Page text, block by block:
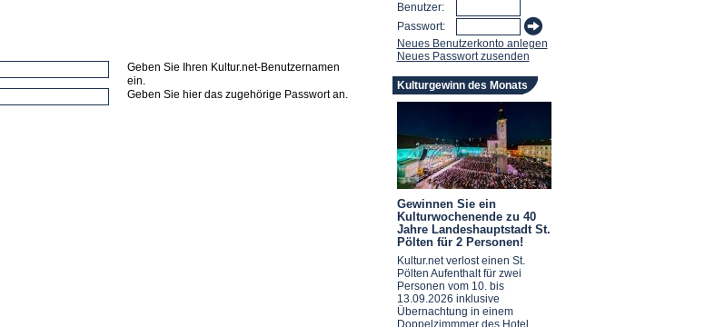
Geben Sie Ihren Kultur.net-Benutzernamen
ein.
Geben Sie hier das zugehörige Passwort an.
Benutzer:
Passwort:
Neues Benutzerkonto anlegen
Neues Passwort zusenden
Kulturgewinn des Monats
Gewinnen Sie ein
Kulturwochenende zu 40
Jahre Landeshauptstadt St.
Pölten für 2 Personen!
Kultur.net verlost einen St.
Pölten Aufenthalt für zwei
Personen vom 10. bis
13.09.2026 inklusive
Übernachtung in einem
Doppelzimmmer des Hotel